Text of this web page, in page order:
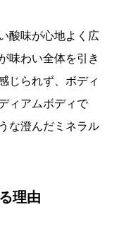
酸味が心地よく広
味わい全体を引き
じられず、ボディ
ィアムボディで
な澄んだミネラル
理由